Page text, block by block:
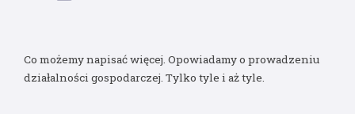
Co możemy napisać więcej. Opowiadamy o prowadzeniu
działalności gospodarczej. Tylko tyle i aż tyle.